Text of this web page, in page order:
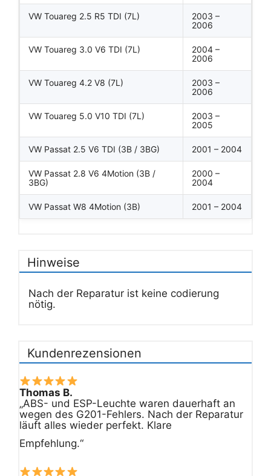
VW Touareg 2.5 R5 TDI (7L)
2003 –
2006
VW Touareg 3.0 V6 TDI (7L)
2004 –
2006
VW Touareg 4.2 V8 (7L)
2003 –
2006
VW Touareg 5.0 V10 TDI (7L)
2003 –
2005
VW Passat 2.5 V6 TDI (3B / 3BG) 2001 – 2004
VW Passat 2.8 V6 4Motion (3B /
3BG)
2000 –
2004
VW Passat W8 4Motion (3B) 2001 – 2004
Hinweise
Nach der Reparatur ist keine codierung
nötig.
Kundenrezensionen
Thomas B.
„ABS- und ESP-Leuchte waren dauerhaft an
wegen des G201-Fehlers. Nach der Reparatur
läuft alles wieder perfekt. Klare
Empfehlung.“